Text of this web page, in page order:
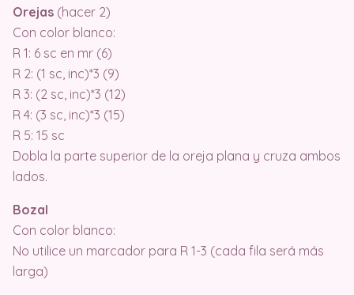
Orejas (hacer 2)
Con color blanco:
R 1: 6 sc en mr (6)
R 2: (1 sc, inc)*3 (9)
R 3: (2 sc, inc)*3 (12)
R 4: (3 sc, inc)*3 (15)
R 5: 15 sc
Dobla la parte superior de la oreja plana y cruza ambos
lados.
Bozal
Con color blanco:
No utilice un marcador para R 1-3 (cada fila será más
larga)